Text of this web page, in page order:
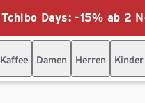
Tchibo Days: -15% ab 2
Kaffee Damen Herren Kinder